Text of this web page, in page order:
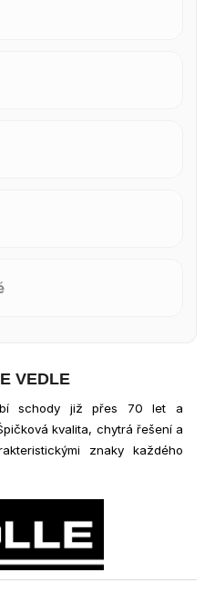
VEDLE
schody již přes 70 let a
kvalita, chytrá řešení a
znaky každého